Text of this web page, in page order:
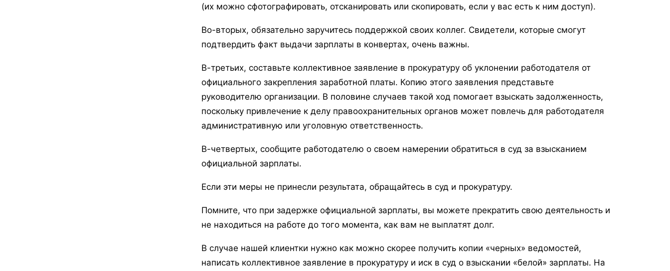
(их можно сфотографировать, отсканировать или скопировать, если у вас есть к ним доступ).
Во-вторых, обязательно заручитесь поддержкой своих коллег. Свидетели, которые смогут
подтвердить факт выдачи зарплаты в конвертах, очень важны.
В-третьих, составьте коллективное заявление в прокуратуру об уклонении работодателя от
официального закрепления заработной платы. Копию этого заявления представьте
руководителю организации. В половине случаев такой ход помогает взыскать задолженность,
поскольку привлечение к делу правоохранительных органов может повлечь для работодателя
административную или уголовную ответственность.
В-четвертых, сообщите работодателю о своем намерении обратиться в суд за взысканием
официальной зарплаты.
Если эти меры не принесли результата, обращайтесь в суд и прокуратуру.
Помните, что при задержке официальной зарплаты, вы можете прекратить свою деятельность и
не находиться на работе до того момента, как вам не выплатят долг.
В случае нашей клиентки нужно как можно скорее получить копии «черных» ведомостей,
написать коллективное заявление в прокуратуру и иск в суд о взыскании «белой» зарплаты. На